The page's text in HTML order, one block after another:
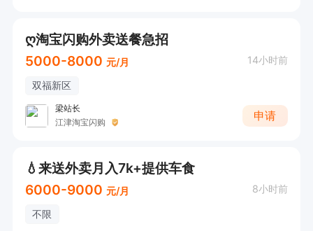
ღ淘宝闪购外卖送餐急招
5000-8000 元/月 14小时前
双福新区
梁站长
江津淘宝闪购
申请
💧来送外卖月入7k+提供车食
6000-9000 元/月 8小时前
不限